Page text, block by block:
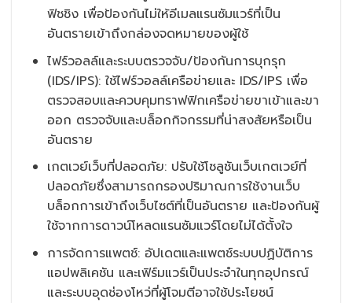
ฟิชชิง เพื่อป้องกันไม่ให้อีเมลแรนซัมแวร์ที่เป็น
อันตรายเข้าถึงกล่องจดหมายของผู้ใช้
ไฟร์วอลล์และระบบตรวจจับ/ป้องกันการบุกรุก
(IDS/IPS): ใช้ไฟร์วอลล์เครือข่ายและ IDS/IPS เพื่อ
ตรวจสอบและควบคุมทราฟฟิกเครือข่ายขาเข้าและขา
ออก ตรวจจับและบล็อกกิจกรรมที่น่าสงสัยหรือเป็น
อันตราย
เกตเวย์เว็บที่ปลอดภัย: ปรับใช้โซลูชันเว็บเกตเวย์ที่
ปลอดภัยซึ่งสามารถกรองปริมาณการใช้งานเว็บ
บล็อกการเข้าถึงเว็บไซต์ที่เป็นอันตราย และป้องกันผู้
ใช้จากการดาวน์โหลดแรนซัมแวร์โดยไม่ได้ตั้งใจ
การจัดการแพตช์: อัปเดตและแพตช์ระบบปฏิบัติการ
แอปพลิเคชัน และเฟิร์มแวร์เป็นประจำในทุกอุปกรณ์
และระบบอุดช่องโหว่ที่ผู้โจมตีอาจใช้ประโยชน์